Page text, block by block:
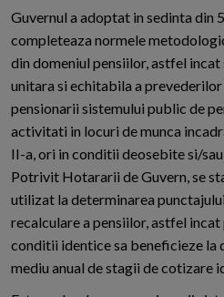
Guvernul a adoptat in sedinta din
completeaza normele
din domeniul pensiilor, astfel incat
unitara si echitabila a
pensionarii sistemului public de
activitati in locuri de munca
II-a, ori in conditii deosebite si/
Potrivit Hotararii de Guvern, se
utilizat la determinarea
recalculare a pensiilor, astfel
conditii identice sa beneficieze la
mediu anual de stagii de cotizare